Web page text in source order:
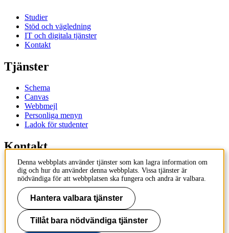
Studier
Stöd och vägledning
IT och digitala tjänster
Kontakt
Tjänster
Schema
Canvas
Webbmejl
Personliga menyn
Ladok för studenter
Kontakt
Kontakta utbildningsprogram
Kontakta kurs
IT-support
KTH Entré
KTH
Denna webbplats använder tjänster som kan lagra information om
dig och hur du använder denna webbplats. Vissa tjänster är
nödvändiga för att webbplatsen ska fungera och andra är valbara.
Hantera valbara tjänster
Tillåt bara nödvändiga tjänster